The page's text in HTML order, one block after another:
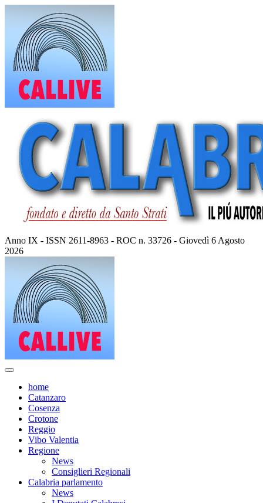
contenuto
Anno IX - ISSN 2611-8963 - ROC n. 33726 - Giovedì 6 Agosto
2026
home
Catanzaro
Cosenza
Crotone
Reggio
Vibo Valentia
Regione
News
Consiglieri Regionali
Calabria parlamento
News